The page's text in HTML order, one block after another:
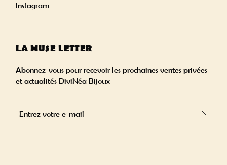
Instagram
LA MUSE LETTER
Abonnez-vous pour recevoir les prochaines ventes privées
et actualités DiviNéa Bijoux